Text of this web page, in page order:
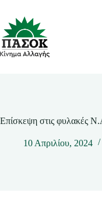
περιεχόμενο
Επίσκεψη στις φυλακές
10 Απριλίου, 2024